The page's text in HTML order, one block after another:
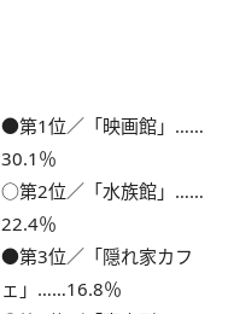
●第1位／「映画館」……
30.1％
○第2位／「水族館」……
22.4％
●第3位／「隠れ家カフ
ェ」……16.8％